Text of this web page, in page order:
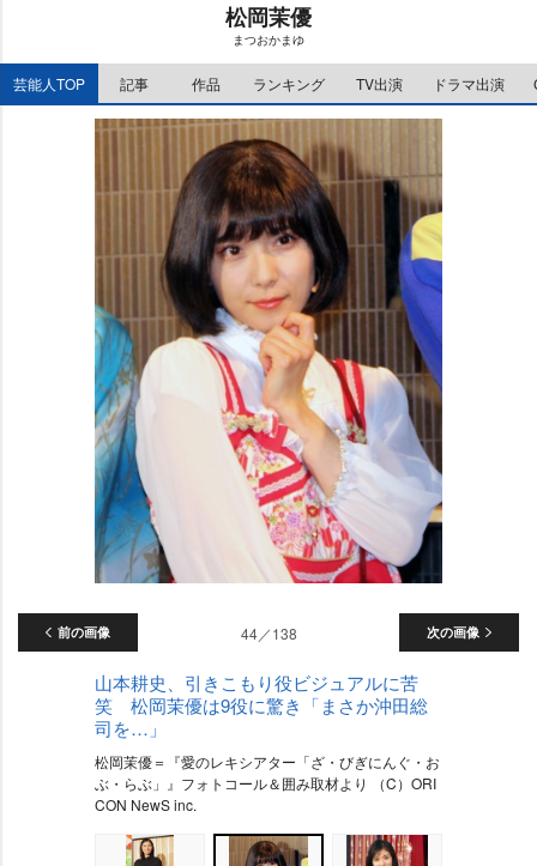
e
松岡茉優
まつおかまゆ
芸能人TOP 記事 作品 ランキング TV出演 ドラマ出演
前の画像 次の画像
44／138
山本耕史、引きこもり役ビジュアルに苦
笑 松岡茉優は9役に驚き「まさか沖田総
司を…」
松岡茉優＝『愛のレキシアター「ざ・びぎにんぐ・お
ぶ・らぶ」』フォトコール＆囲み取材より （C）ORI
CON NewS inc.